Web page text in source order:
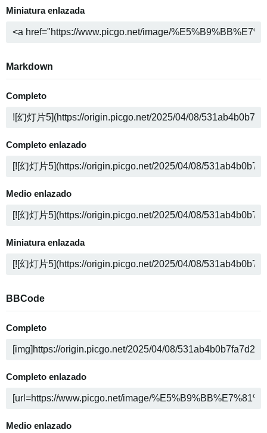
Miniatura enlazada
Markdown
Completo
Completo enlazado
Medio enlazado
Miniatura enlazada
BBCode
Completo
Completo enlazado
Medio enlazado